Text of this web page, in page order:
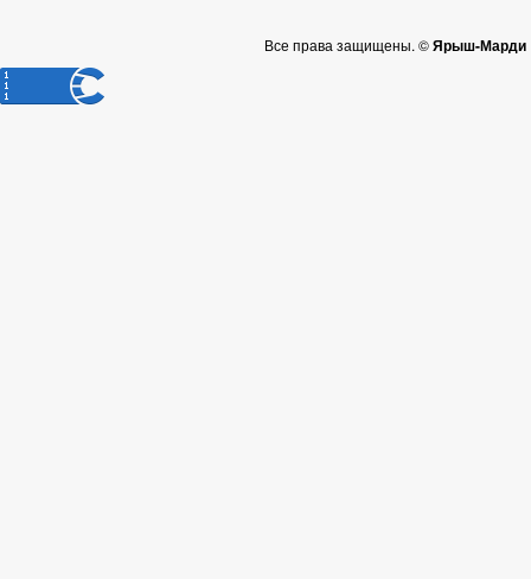
Все права защищены. ©Ярыш-Марди